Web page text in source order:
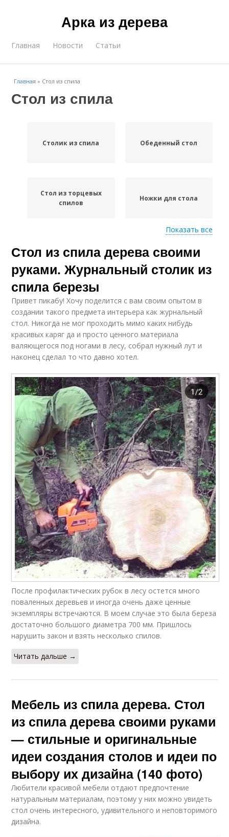
Арка из дерева
Главная Новости Статьи
Главная » Стол из спила
Стол из спила
Столик из спила Обеденный стол
Стол из торцевых
спилов
Ножки для стола
Столешница из спила Столешницы из спила
Мебель из спила Красивый стол
Декор из спилов
Толстый спил Деревянные спилы
Спилы для поделок
Спил перед
покраской
Руки из спилов Стол из спилов
Показать все
Стол из спила дерева своими
руками. Журнальный столик из
спила березы
Привет пикабу! Хочу поделится с вам своим опытом в
создании такого предмета интерьера как журнальный
стол. Никогда не мог проходить мимо каких нибудь
красивых каряг да и просто ценного материала
валяющегося под ногами в лесу, собрал нужный лут и
наконец сделал то что давно хотел.
После профилактических рубок в лесу остется много
поваленных деревьев и иногда очень даже ценные
экземпляры встречаются. В моем случае это была береза
достаточно большого диаметра 700 мм. Пришлось
нарушить закон и взять несколько спилов.
Читать дальше →
Мебель из спила дерева. Стол
из спила дерева своими руками
— стильные и оригинальные
идеи создания столов и идеи по
выбору их дизайна (140 фото)
Любители красивой мебели отдают предпочтение
натуральным материалам, поэтому у них можно увидеть
стол очень интересного, удивительного и неповторимого
дизайна.